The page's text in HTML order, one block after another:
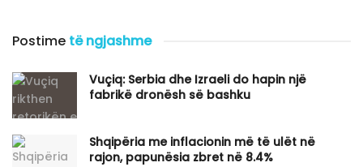
Postime të ngjashme
Vuçiq: Serbia dhe Izraeli do hapin një
fabrikë dronësh së bashku
Shqipëria me inflacionin më të ulët në
rajon, papunësia zbret në 8.4%